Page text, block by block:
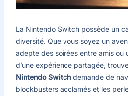
La Nintendo Switch possède un
diversité. Que vous soyez un
adepte des soirées entre amis ou
d’une expérience partagée,
Nintendo Switchdemande de
blockbusters acclamés et les